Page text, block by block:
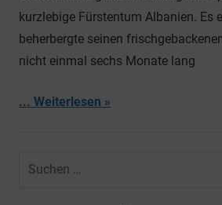
kurzlebige Fürstentum Albanien. Es
beherbergte seinen
nicht einmal sechs Monate lang
... Weiterlesen
Suchen